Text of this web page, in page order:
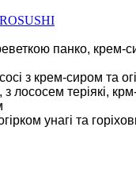
панко, крем-
з крем-сиром та
з лососем теріякі,
унагі та